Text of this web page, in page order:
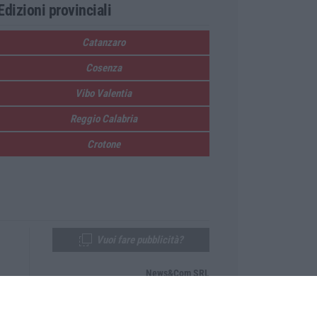
provinciali
Catanzaro
Cosenza
Vibo Valentia
Reggio Calabria
Crotone
News&Com SRL